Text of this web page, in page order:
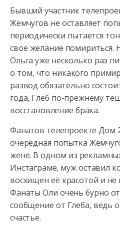
Бывший участник
Жемчугов не оставляет
периодически пытается
свое желание помириться.
Ольга уже несколько раз
о том, что никакого
развод обязательно
года, Глеб по-прежнему
восстановление брака.
Фанатов телепроекте Дом
очередная попытка
жене. В одном из
Инстаграме, муж оставил
восхищен её красотой и
Фанаты Оли очень бурно
сообщение от Глеба, ведь
счастье.